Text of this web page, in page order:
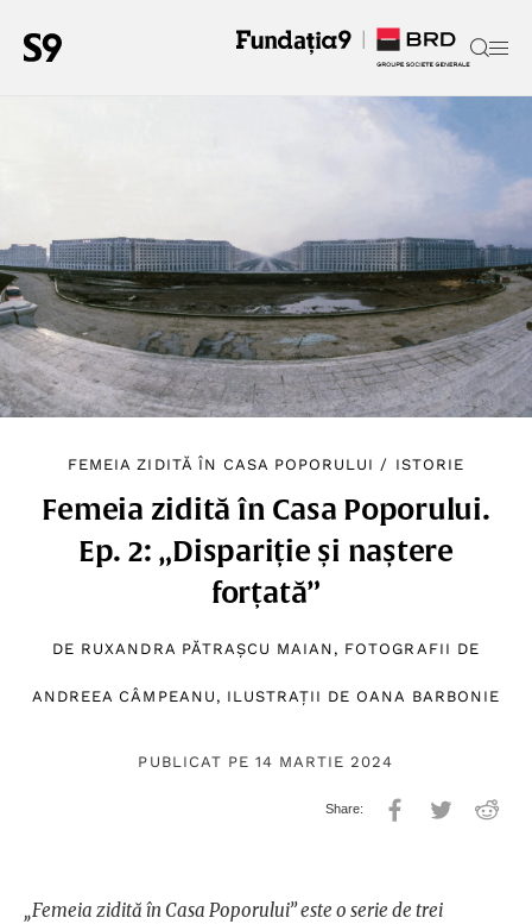
FEMEIA ZIDITĂ ÎN CASA POPORULUI / ISTORIE
Femeia zidită în Casa Poporului.
Ep. 2: „Dispariție și naștere
forțată”
DE RUXANDRA PĂTRAȘCU MAIAN , FOTOGRAFII DE
ANDREEA CÂMPEANU , ILUSTRAȚII DE OANA BARBONIE
PUBLICAT PE 14 MARTIE 2024
„Femeia zidită în Casa Poporului” este o serie de trei